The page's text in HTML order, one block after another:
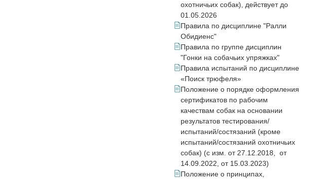
охотничьих собак), действует до
01.05.2026
Правила по дисциплине "Ралли
Обидиенс"
Правила по группе дисциплин
"Гонки на собачьих упряжках"
Правила испытаний по дисциплине
«Поиск трюфеля»
Положение о порядке оформления
сертификатов по рабочим
качествам собак на основании
результатов тестирования/
испытаний/состязаний (кроме
испытаний/состязаний охотничьих
собак) (с изм. от 27.12.2018, от
14.09.2022, от 15.03.2023)
Положение о принципах,